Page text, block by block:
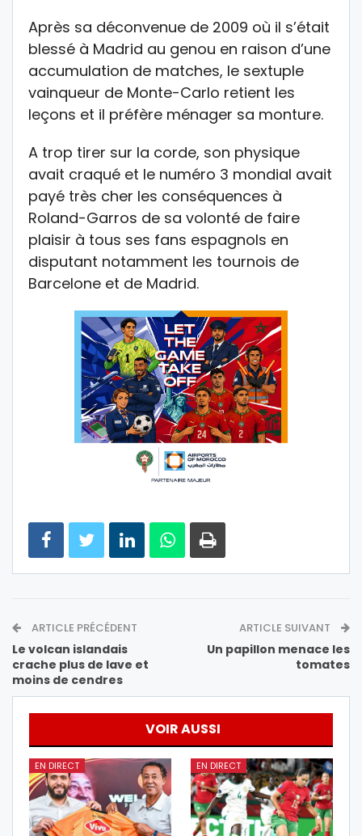
Après sa déconvenue de 2009 où il s’était
blessé à Madrid au genou en raison d’une
accumulation de matches, le sextuple
vainqueur de Monte-Carlo retient les
leçons et il préfère ménager sa monture.
A trop tirer sur la corde, son physique
avait craqué et le numéro 3 mondial avait
payé très cher les conséquences à
Roland-Garros de sa volonté de faire
plaisir à tous ses fans espagnols en
disputant notamment les tournois de
Barcelone et de Madrid.
ARTICLE PRÉCÉDENT
Le volcan islandais
crache plus de lave et
moins de cendres
ARTICLE SUIVANT
Un papillon menace les
tomates
VOIR AUSSI
EN DIRECT EN DIRECT